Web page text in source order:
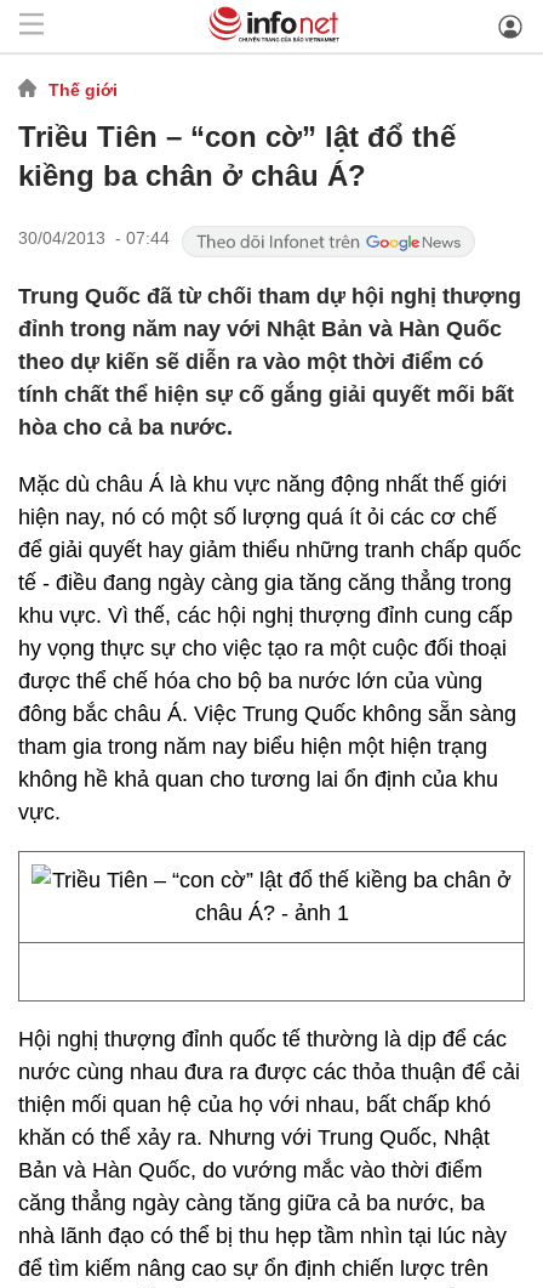
Thế giới
Triều Tiên – “con cờ” lật đổ thế
kiềng ba chân ở châu Á?
30/04/2013 - 07:44
Trung Quốc đã từ chối tham dự hội nghị thượng
đỉnh trong năm nay với Nhật Bản và Hàn Quốc
theo dự kiến sẽ diễn ra vào một thời điểm có
tính chất thể hiện sự cố gắng giải quyết mối bất
hòa cho cả ba nước.
Mặc dù châu Á là khu vực năng động nhất thế giới
hiện nay, nó có một số lượng quá ít ỏi các cơ chế
để giải quyết hay giảm thiểu những tranh chấp quốc
tế - điều đang ngày càng gia tăng căng thẳng trong
khu vực. Vì thế, các hội nghị thượng đỉnh cung cấp
hy vọng thực sự cho việc tạo ra một cuộc đối thoại
được thể chế hóa cho bộ ba nước lớn của vùng
đông bắc châu Á. Việc Trung Quốc không sẵn sàng
tham gia trong năm nay biểu hiện một hiện trạng
không hề khả quan cho tương lai ổn định của khu
vực.
Hội nghị thượng đỉnh quốc tế thường là dịp để các
nước cùng nhau đưa ra được các thỏa thuận để cải
thiện mối quan hệ của họ với nhau, bất chấp khó
khăn có thể xảy ra. Nhưng với Trung Quốc, Nhật
Bản và Hàn Quốc, do vướng mắc vào thời điểm
căng thẳng ngày càng tăng giữa cả ba nước, ba
nhà lãnh đạo có thể bị thu hẹp tầm nhìn tại lúc này
để tìm kiếm nâng cao sự ổn định chiến lược trên